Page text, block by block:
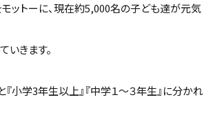
ットーに、現在約5,000名の子ども達が元気
いきます。
小学3年生以上』『中学１～３年生』に分かれ